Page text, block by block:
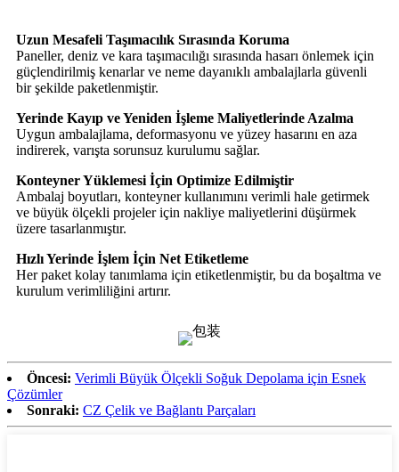
Uzun Mesafeli Taşımacılık Sırasında Koruma
Paneller, deniz ve kara taşımacılığı sırasında hasarı önlemek için
güçlendirilmiş kenarlar ve neme dayanıklı ambalajlarla güvenli
bir şekilde paketlenmiştir.
Yerinde Kayıp ve Yeniden İşleme Maliyetlerinde Azalma
Uygun ambalajlama, deformasyonu ve yüzey hasarını en aza
indirerek, varışta sorunsuz kurulumu sağlar.
Konteyner Yüklemesi İçin Optimize Edilmiştir
Ambalaj boyutları, konteyner kullanımını verimli hale getirmek
ve büyük ölçekli projeler için nakliye maliyetlerini düşürmek
üzere tasarlanmıştır.
Hızlı Yerinde İşlem İçin Net Etiketleme
Her paket kolay tanımlama için etiketlenmiştir, bu da boşaltma ve
kurulum verimliliğini artırır.
Öncesi: Verimli Büyük Ölçekli Soğuk Depolama için Esnek
Çözümler
Sonraki: CZ Çelik ve Bağlantı Parçaları